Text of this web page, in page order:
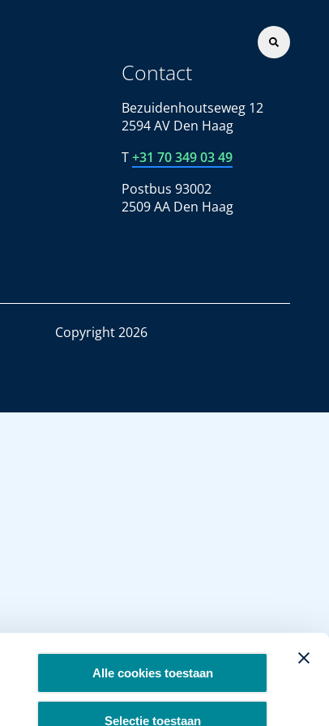
Alle cookies toestaan
Selectie toestaan
Contact
Bezuidenhoutseweg 12
2594 AV Den Haag
T+31 70 349 03 49
Postbus 93002
2509 AA Den Haag
Copyright 2026